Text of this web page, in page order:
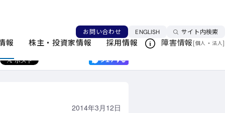
お問い合わせ ENGLISH言語を切り替える
サイト内検索
報 株主・投資家情報 採用情報 障害情報[個人 ・ 法人]
ニュースリリース一覧
このページを印刷する
2014年3月12日